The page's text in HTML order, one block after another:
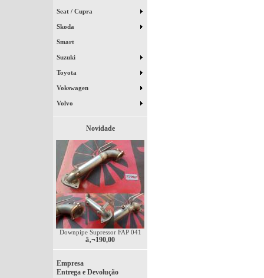
Seat / Cupra
Skoda
Smart
Suzuki
Toyota
Vokswagen
Volvo
Novidade
Downpipe Supressor FAP 041
â‚¬190,00
Empresa
Entrega e Devolução